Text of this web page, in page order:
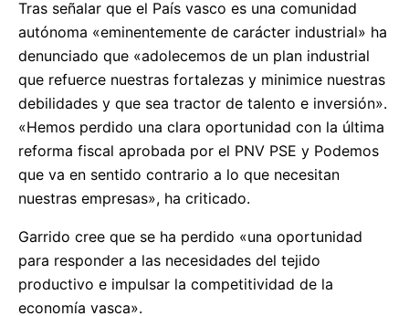
Tras señalar que el País vasco es una comunidad
autónoma «eminentemente de carácter industrial» ha
denunciado que «adolecemos de un plan industrial
que refuerce nuestras fortalezas y minimice nuestras
debilidades y que sea tractor de talento e inversión».
«Hemos perdido una clara oportunidad con la última
reforma fiscal aprobada por el PNV PSE y Podemos
que va en sentido contrario a lo que necesitan
nuestras empresas», ha criticado.
Garrido cree que se ha perdido «una oportunidad
para responder a las necesidades del tejido
productivo e impulsar la competitividad de la
economía vasca».